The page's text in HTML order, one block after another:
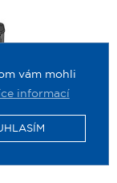
vám mohli
informací